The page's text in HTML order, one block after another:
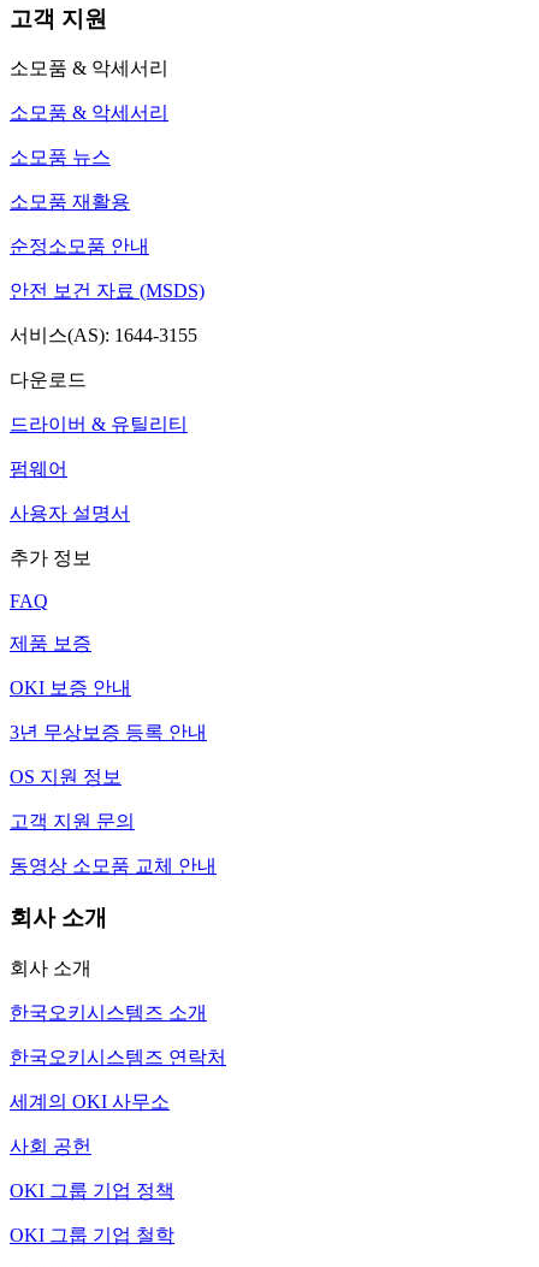
고객 지원
소모품 & 악세서리
소모품 & 악세서리
소모품 뉴스
소모품 재활용
순정소모품 안내
안전 보건 자료 (MSDS)
서비스(AS): 1644-3155
다운로드
드라이버 & 유틸리티
펌웨어
사용자 설명서
추가 정보
FAQ
제품 보증
OKI 보증 안내
3년 무상보증 등록 안내
OS 지원 정보
고객 지원 문의
동영상 소모품 교체 안내
회사 소개
회사 소개
한국오키시스템즈 소개
한국오키시스템즈 연락처
세계의 OKI 사무소
사회 공헌
OKI 그룹 기업 정책
OKI 그룹 기업 철학